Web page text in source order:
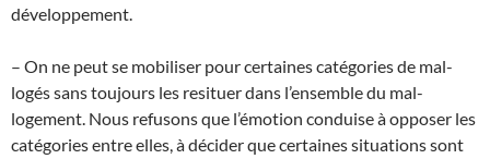
développement.
– On ne peut se mobiliser pour certaines catégories de mal-
logés sans toujours les resituer dans l’ensemble du mal-
logement. Nous refusons que l’émotion conduise à opposer les
catégories entre elles, à décider que certaines situations sont